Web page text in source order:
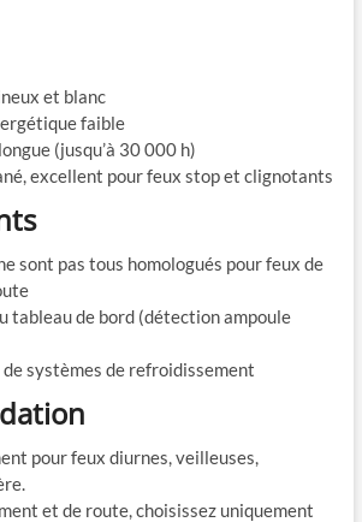
et blanc
faible
(jusqu’à 30 000 h)
excellent pour feux stop et clignotants
sont pas tous homologués pour feux de
tableau de bord (détection ampoule
systèmes de refroidissement
pour feux diurnes, veilleuses,
et de route, choisissez uniquement